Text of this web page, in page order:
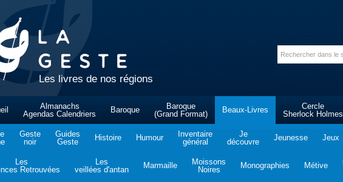
Les livres de nos régions
Almanachs
Agendas Calendriers
Baroque
Baroque
(Grand Format)
Beaux-Livres
Cercle
Sherlock Holmes
Geste
noir
Guides
Geste
Histoire Humour
Inventaire
général
Je
découvre
Jeunesse Jeux
Les
Retrouvées
Les
veillées d'antan
Marmaille
Moissons
Noires
Monographies Métive